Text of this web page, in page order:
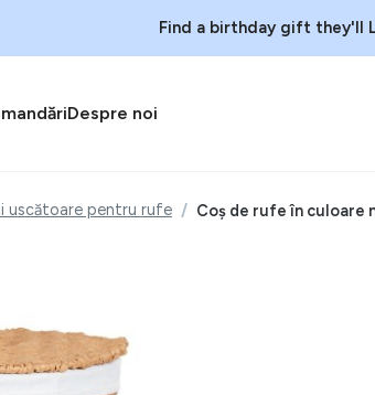
Find a birthday gift they'll
Despre noi
uscătoare pentru rufe